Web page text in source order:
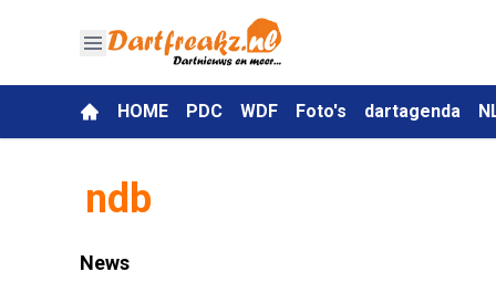
HOME PDC WDF Foto's dartagenda
ndb
News